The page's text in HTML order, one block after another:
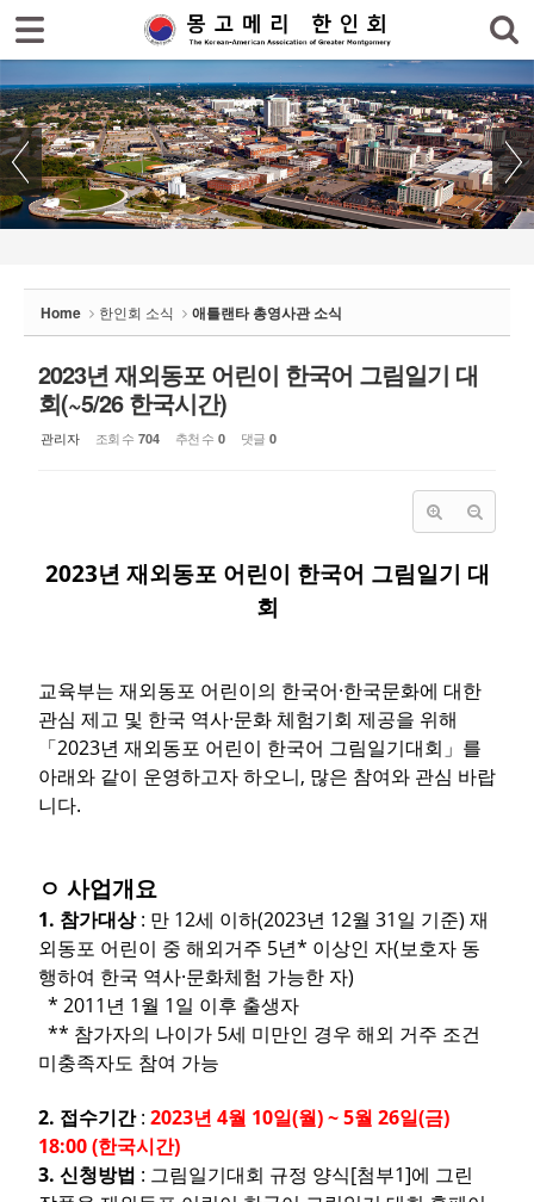
Home 한인회 소식 애틀랜타 총영사관 소식
2023년 재외동포 어린이 한국어 그림일기 대
회(~5/26 한국시간)
관리자 조회 수 704 추천 수 0 댓글 0
2023년 재외동포 어린이 한국어 그림일기 대
회
교육부는 재외동포 어린이의 한국어·한국문화에 대한
관심 제고 및 한국 역사·문화 체험기회 제공을 위해
「2023년 재외동포 어린이 한국어 그림일기대회」를
아래와 같이 운영하고자 하오니, 많은 참여와 관심 바랍
니다.
ㅇ 사업개요
1. 참가대상: 만 12세 이하(2023년 12월 31일 기준) 재
외동포 어린이 중 해외거주 5년* 이상인 자(보호자 동
행하여 한국 역사·문화체험 가능한 자)
* 2011년 1월 1일 이후 출생자
** 참가자의 나이가 5세 미만인 경우 해외 거주 조건
미충족자도 참여 가능
2. 접수기간: 2023년 4월 10일(월) ~ 5월 26일(금)
18:00 (한국시간)
3. 신청방법 : 그림일기대회 규정 양식[첨부1]에 그린
로그인 회원가입
한인회
한인회 소식
- 공지사항
- 몽고메리 한인회 이모저모
- 사진으로 보는 한인회
- 애틀랜타 총영사관 소식
Sketchbook5, 스케치북5
Sketchbook5, 스케치북5